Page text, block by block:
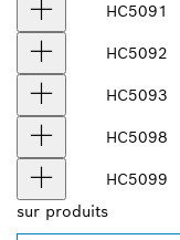
HC5091
HC5092
HC5093
HC5098
HC5099
sur produits